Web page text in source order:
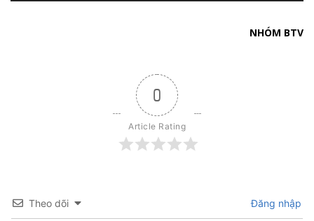
NHÓM BTV
0
Article Rating
Theo dõi Đăng nhập